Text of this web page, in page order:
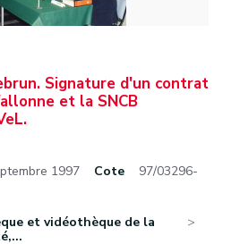
Signature d'un contrat
et la SNCB
1997 Cote
97/03296-
et vidéothèque de la